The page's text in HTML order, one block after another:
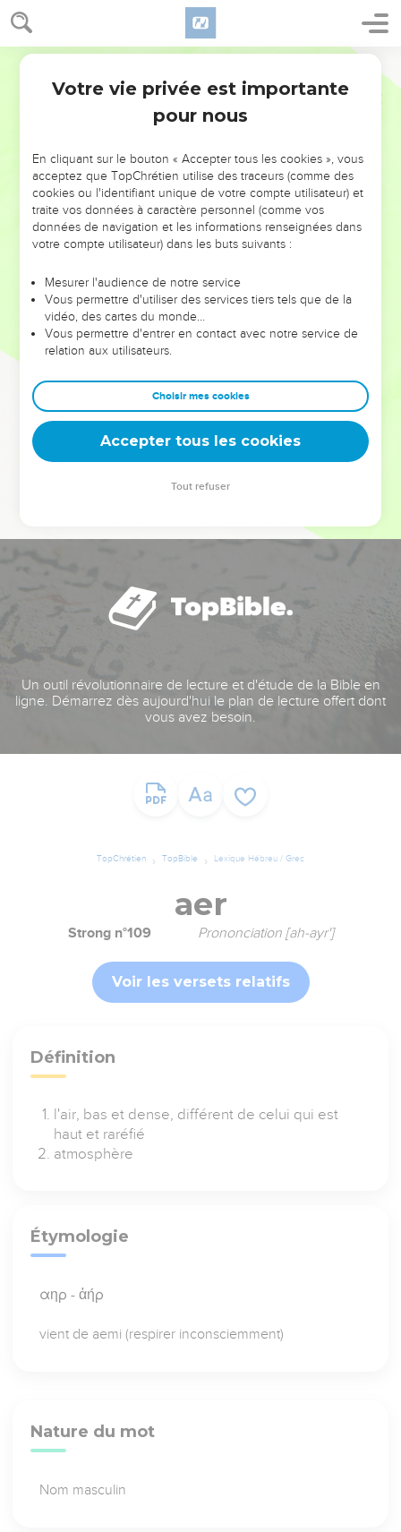
NE MANQUEZ PAS L’ÉVÉNEMENT
DE L’ANNÉE !
ET SI LEURS ERREURS POUVAIENT VOUS ÉVITER LES
VOTRES ?
leur foi ou leur vision. Mais on voit moins les doutes, les erreurs
et les saisons difficiles qu'ils ont traversés, alors même que ce
sont elles qui les ont façonnés.
Dans cette conférence, leaders, entrepreneurs, et responsables
clés pour avancer avec plus de sagesse afin que leurs erreurs
deviennent vos tremplins. Que vous guidiez un ministère, une
équipe, un groupe ou une famille, leur expérience est faite
Un outil révolutionnaire de lecture et d'étude de la Bible en
ligne. Démarrez dès aujourd'hui le plan de lecture offert dont
vous avez besoin.
TopChrétien TopBible Lexique Hébreu / Grec
aer
Strong n°109 Prononciation [ah-ayr']
Voir les versets relatifs
Définition
l'air, bas et dense, différent de celui qui est
haut et raréfié
atmosphère
Étymologie
αηρ - ἀήρ
vient de aemi (respirer inconsciemment)
Nature du mot
Nom masculin
Votre vie privée est importante
pour nous
En cliquant sur le bouton « Accepter tous les cookies », vous
acceptez que TopChrétien utilise des traceurs (comme des
cookies ou l'identifiant unique de votre compte utilisateur) et
traite vos données à caractère personnel (comme vos
données de navigation et les informations renseignées dans
votre compte utilisateur) dans les buts suivants :
Mesurer l'audience de notre service
Vous permettre d'utiliser des services tiers tels que de la
vidéo, des cartes du monde…
Vous permettre d'entrer en contact avec notre service de
relation aux utilisateurs.
Choisir mes cookies
Accepter tous les cookies
Tout refuser